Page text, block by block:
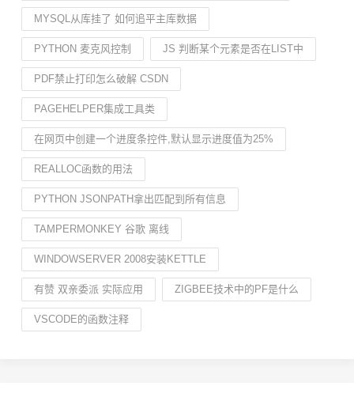
MYSQL从库挂了 如何追平主库数据
PYTHON 麦克风控制 JS 判断某个元素是否在LIST中
PDF禁止打印怎么破解 CSDN
PAGEHELPER集成工具类
在网页中创建一个进度条控件,默认显示进度值为25%
REALLOC函数的用法
PYTHON JSONPATH拿出匹配到所有信息
TAMPERMONKEY 谷歌 离线
WINDOWSERVER 2008安装KETTLE
有赞 双亲委派 实际应用 ZIGBEE技术中的PF是什么
VSCODE的函数注释